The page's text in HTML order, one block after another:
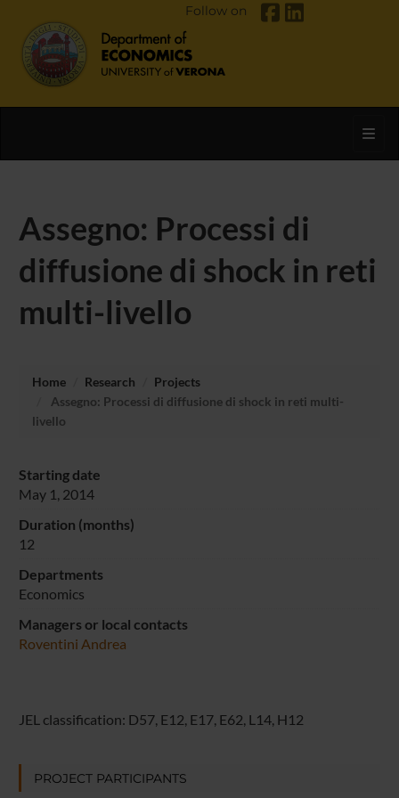
Follow on
Assegno: Processi di
diffusione di shock in reti
multi-livello
Home Research
Projects
Assegno: Processi di diffusione di shock in reti multi-
livello
Starting date
May 1, 2014
Duration (months)
12
Departments
Economics
Managers or local contacts
Roventini Andrea
JEL classification: D57, E12, E17, E62, L14, H12
PROJECT PARTICIPANTS